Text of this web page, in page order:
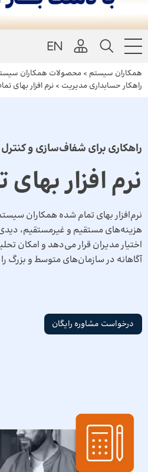
همکاران سیستم >محصولات همکاران
راهکار حسابداری مدیریت > نرم افزار بهای
راهکاری برای شفاف‌سازی و
نرم افزار
نرم‌افزار بهای تمام شده همکاران
هزینه‌های مستقیم و غیرمستقیم،
اختیار مدیران قرار می‌دهد و امکان
آگاهانه در سازمان‌های متوسط و بزرگ
درخواست مشاوره رایگان